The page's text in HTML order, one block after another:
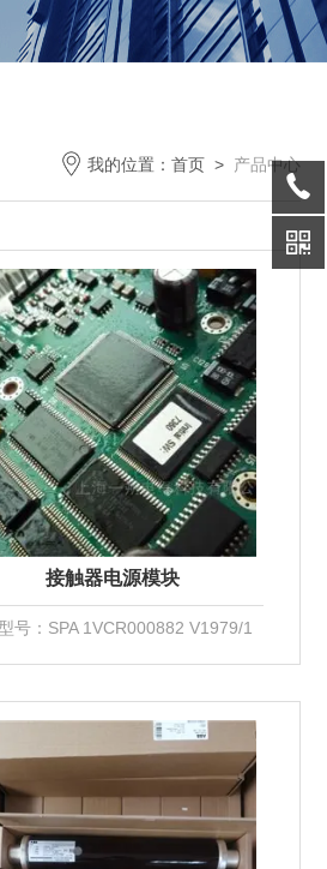
我的位置： 首页 > 产品中心
接触器电源模块
号：SPA 1VCR000882 V1979/1